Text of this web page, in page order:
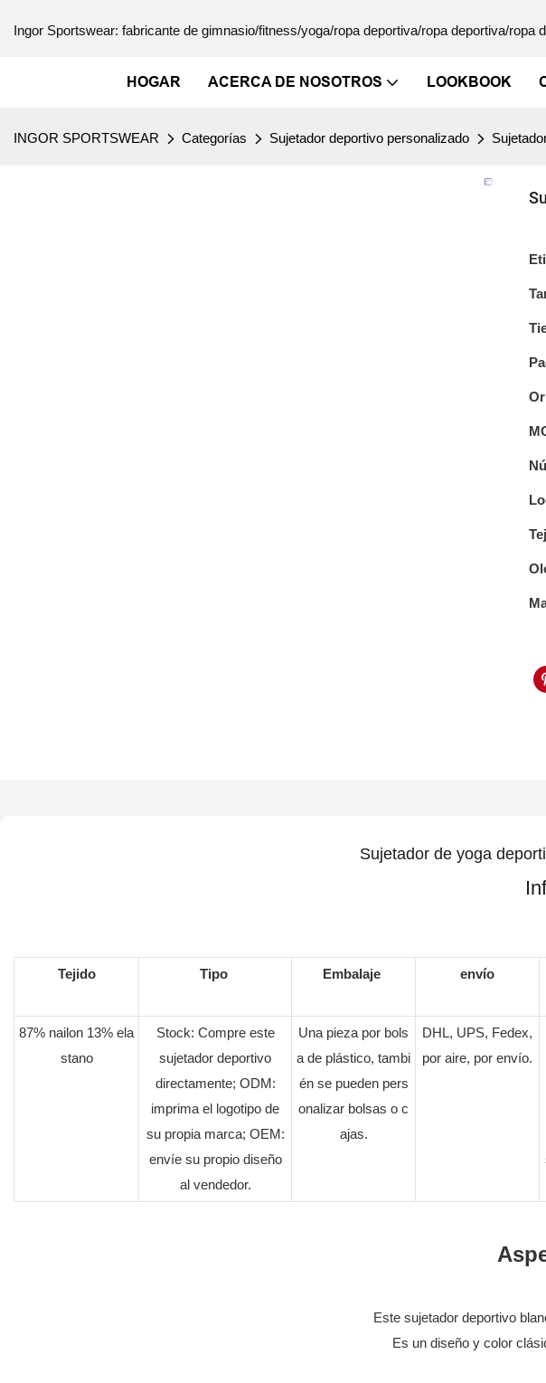
Ingor Sportswear: fabricante de gimnasio/fitness/yoga/ropa deportiva/ropa deportiva/ropa
HOGAR ACERCA DE NOSOTROS LOOKBOOK
INGOR SPORTSWEAR Categorías Sujetador deportivo personalizado
Sujetador de yoga
Tejido Tipo Embalaje envío
87% nailon 13% ela
stano
Stock: Compre este
sujetador deportivo
directamente; ODM:
imprima el logotipo de
su propia marca; OEM:
envíe su propio diseño
al vendedor.
Una pieza por bols
a de plástico, tambi
én se pueden pers
onalizar bolsas o c
ajas.
DHL, UPS, Fedex,
por aire, por envío.
Este sujetador deportivo
Es un diseño y color